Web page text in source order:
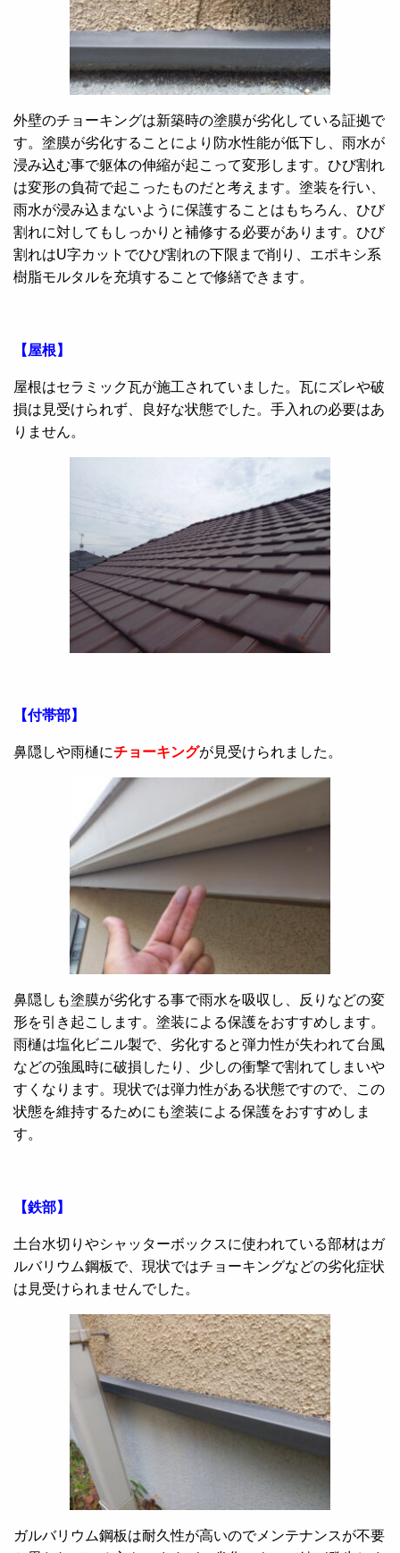
外壁のチョーキングは新築時の塗膜が劣化している証拠で
す。塗膜が劣化することにより防水性能が低下し、雨水が
浸み込む事で躯体の伸縮が起こって変形します。ひび割れ
は変形の負荷で起こったものだと考えます。塗装を行い、
雨水が浸み込まないように保護することはもちろん、ひび
割れに対してもしっかりと補修する必要があります。ひび
割れはU字カットでひび割れの下限まで削り、エポキシ系
樹脂モルタルを充填することで修繕できます。
【屋根】
屋根はセラミック瓦が施工されていました。瓦にズレや破
損は見受けられず、良好な状態でした。手入れの必要はあ
りません。
【付帯部】
鼻隠しや雨樋にチョーキングが見受けられました。
鼻隠しも塗膜が劣化する事で雨水を吸収し、反りなどの変
形を引き起こします。塗装による保護をおすすめします。
雨樋は塩化ビニル製で、劣化すると弾力性が失われて台風
などの強風時に破損したり、少しの衝撃で割れてしまいや
すくなります。現状では弾力性がある状態ですので、この
状態を維持するためにも塗装による保護をおすすめしま
す。
【鉄部】
土台水切りやシャッターボックスに使われている部材はガ
ルバリウム鋼板で、現状ではチョーキングなどの劣化症状
は見受けられませんでした。
ガルバリウム鋼板は耐久性が高いのでメンテナンスが不要